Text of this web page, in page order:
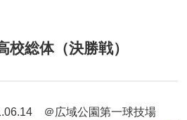
総体（決勝戦）
＠広域公園第一球技場